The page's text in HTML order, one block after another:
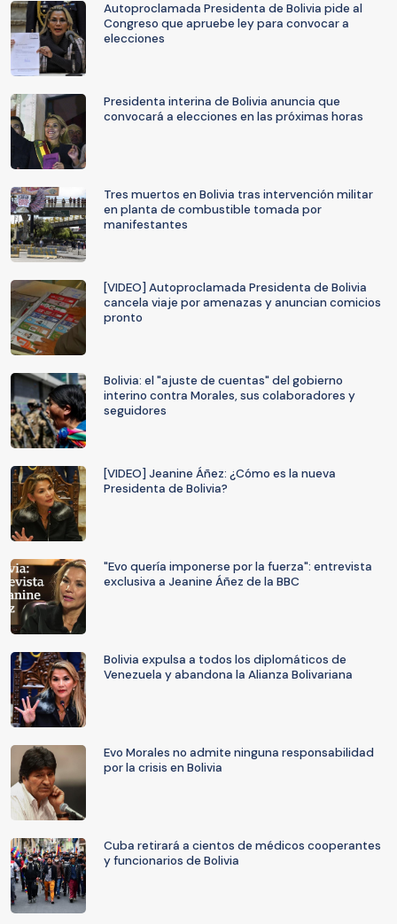
Autoproclamada Presidenta de Bolivia pide al
Congreso que apruebe ley para convocar a
elecciones
Presidenta interina de Bolivia anuncia que
convocará a elecciones en las próximas horas
Tres muertos en Bolivia tras intervención militar
en planta de combustible tomada por
manifestantes
[VIDEO] Autoproclamada Presidenta de Bolivia
cancela viaje por amenazas y anuncian comicios
pronto
Bolivia: el "ajuste de cuentas" del gobierno
interino contra Morales, sus colaboradores y
seguidores
[VIDEO] Jeanine Áñez: ¿Cómo es la nueva
Presidenta de Bolivia?
"Evo quería imponerse por la fuerza": entrevista
exclusiva a Jeanine Áñez de la BBC
Bolivia expulsa a todos los diplomáticos de
Venezuela y abandona la Alianza Bolivariana
Evo Morales no admite ninguna responsabilidad
por la crisis en Bolivia
Cuba retirará a cientos de médicos cooperantes
y funcionarios de Bolivia